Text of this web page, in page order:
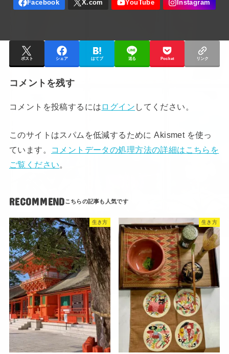
ポスト シェア はてブ 送る Pocket リンク
コメントを残す
コメントを投稿するには ログイン してください。
このサイトはスパムを低減するために Akismet を使っ
ています。
コメントデータの処理方法の詳細はこちらを
ご覧ください。
RECOMMEND
生き方 生き方